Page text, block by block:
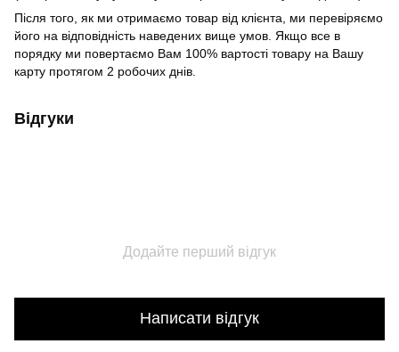
Після того, як ми отримаємо товар від клієнта, ми перевіряємо
його на відповідність наведених вище умов. Якщо все в
порядку ми повертаємо Вам 100% вартості товару на Вашу
карту протягом 2 робочих днів.
Відгуки
Додайте перший відгук
Написати відгук